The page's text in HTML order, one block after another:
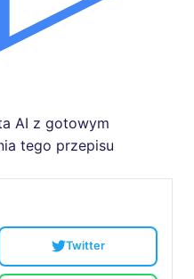
AI z gotowym
tego przepisu
Twitter